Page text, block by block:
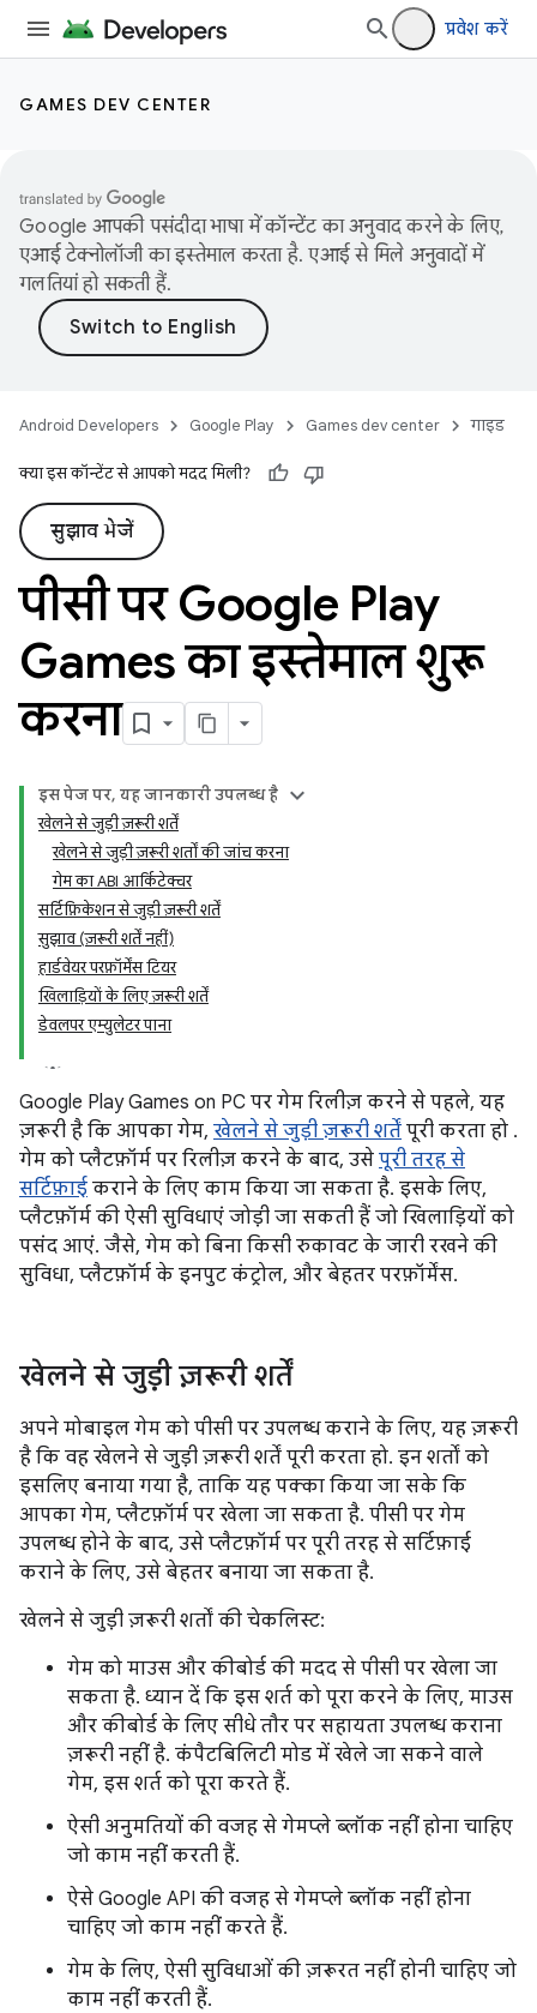
प्रवेश करें
GAMES DEV CENTER
Google आपकी पसंदीदा भाषा में कॉन्टेंट का अनुवाद करने के लिए,
एआई टेक्नोलॉजी का इस्तेमाल करता है. एआई से मिले अनुवादों में
गलतियां हो सकती हैं.
Android Developers Google Play Games dev center गाइड
क्या इस कॉन्टेंट से आपको मदद मिली?
सुझाव भेजें
पीसी पर Google Play
Games का इस्तेमाल शुरू
करना
इस पेज पर, यह जानकारी उपलब्ध है
खेलने से जुड़ी ज़रूरी शर्तें
खेलने से जुड़ी ज़रूरी शर्तों की जांच करना
गेम का ABI आर्किटेक्चर
सर्टिफ़िकेशन से जुड़ी ज़रूरी शर्तें
सुझाव (ज़रूरी शर्तें नहीं)
हार्डवेयर परफ़ॉर्मेंस टियर
खिलाड़ियों के लिए ज़रूरी शर्तें
डेवलपर एम्युलेटर पाना
Google Play Games on PC पर गेम रिलीज़ करने से पहले, यह
ज़रूरी है कि आपका गेम, खेलने से जुड़ी ज़रूरी शर्तें पूरी करता हो .
गेम को प्लैटफ़ॉर्म पर रिलीज़ करने के बाद, उसे पूरी तरह से
सर्टिफ़ाई कराने के लिए काम किया जा सकता है. इसके लिए,
प्लैटफ़ॉर्म की ऐसी सुविधाएं जोड़ी जा सकती हैं जो खिलाड़ियों को
पसंद आएं. जैसे, गेम को बिना किसी रुकावट के जारी रखने की
सुविधा, प्लैटफ़ॉर्म के इनपुट कंट्रोल, और बेहतर परफ़ॉर्मेंस.
खेलने से जुड़ी ज़रूरी शर्तें
अपने मोबाइल गेम को पीसी पर उपलब्ध कराने के लिए, यह ज़रूरी
है कि वह खेलने से जुड़ी ज़रूरी शर्तें पूरी करता हो. इन शर्तों को
इसलिए बनाया गया है, ताकि यह पक्का किया जा सके कि
आपका गेम, प्लैटफ़ॉर्म पर खेला जा सकता है. पीसी पर गेम
उपलब्ध होने के बाद, उसे प्लैटफ़ॉर्म पर पूरी तरह से सर्टिफ़ाई
कराने के लिए, उसे बेहतर बनाया जा सकता है.
खेलने से जुड़ी ज़रूरी शर्तों की चेकलिस्ट:
गेम को माउस और कीबोर्ड की मदद से पीसी पर खेला जा
सकता है. ध्यान दें कि इस शर्त को पूरा करने के लिए, माउस
और कीबोर्ड के लिए सीधे तौर पर सहायता उपलब्ध कराना
ज़रूरी नहीं है. कंपैटबिलिटी मोड में खेले जा सकने वाले
गेम, इस शर्त को पूरा करते हैं.
ऐसी अनुमतियों की वजह से गेमप्ले ब्लॉक नहीं होना चाहिए
जो काम नहीं करती हैं.
ऐसे Google API की वजह से गेमप्ले ब्लॉक नहीं होना
चाहिए जो काम नहीं करते हैं.
गेम के लिए, ऐसी सुविधाओं की ज़रूरत नहीं होनी चाहिए जो
काम नहीं करती हैं.